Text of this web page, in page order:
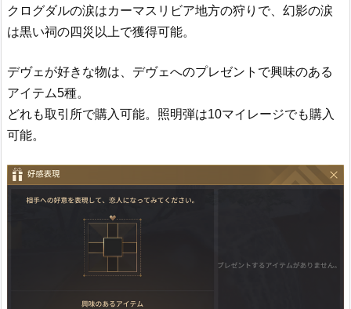
クログダルの涙はカーマスリビア地方の狩りで、幻影の涙
は黒い祠の四災以上で獲得可能。
デヴェが好きな物は、デヴェへのプレゼントで興味のある
アイテム5種。
どれも取引所で購入可能。照明弾は10マイレージでも購入
可能。